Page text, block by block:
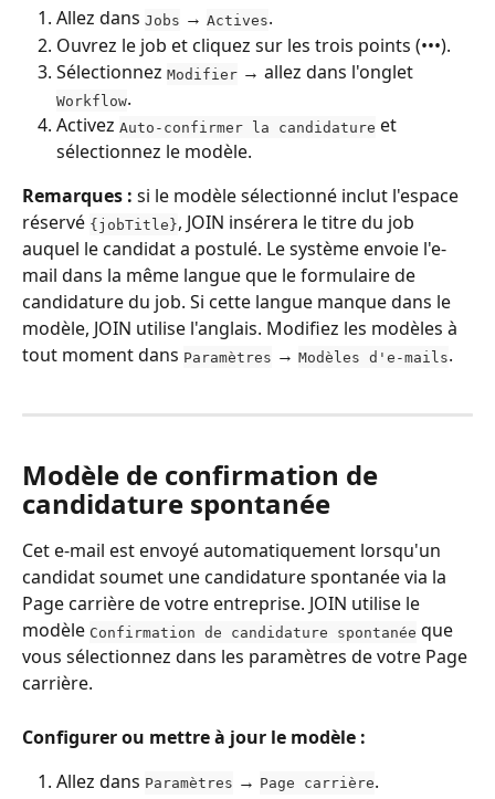
Allez dans Jobs → Actives.
Ouvrez le job et cliquez sur les trois points (•••).
Sélectionnez Modifier → allez dans l'onglet
Workflow.
Activez Auto-confirmer la candidature et
sélectionnez le modèle.
Remarques : si le modèle sélectionné inclut l'espace
réservé {jobTitle}, JOIN insérera le titre du job
auquel le candidat a postulé. Le système envoie l'e-
mail dans la même langue que le formulaire de
candidature du job. Si cette langue manque dans le
modèle, JOIN utilise l'anglais. Modifiez les modèles à
tout moment dans Paramètres → Modèles d'e-mails.
Modèle de confirmation de
candidature spontanée
Cet e-mail est envoyé automatiquement lorsqu'un
candidat soumet une candidature spontanée via la
Page carrière de votre entreprise. JOIN utilise le
modèle Confirmation de candidature spontanée que
vous sélectionnez dans les paramètres de votre Page
carrière.
Configurer ou mettre à jour le modèle :
Allez dans Paramètres → Page carrière.